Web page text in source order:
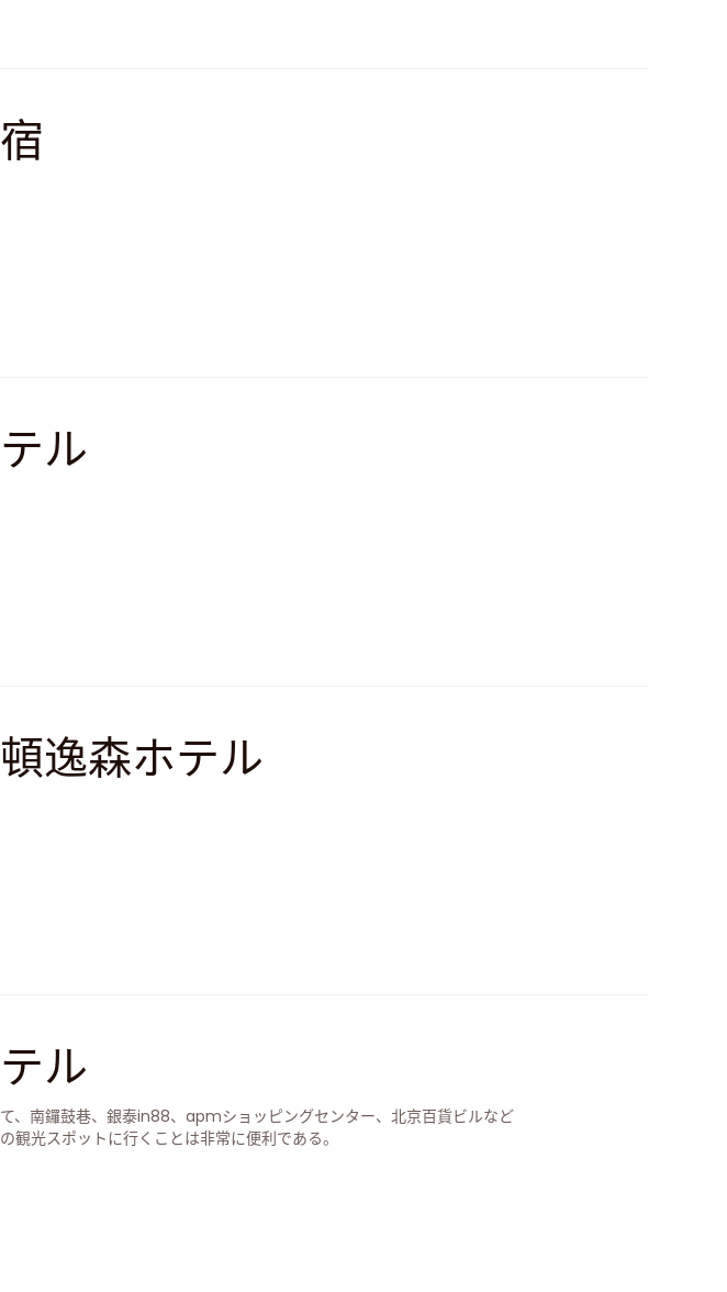
ル
逸森ホテル
ル
、南鑼鼓巷、銀泰in88、apmショッピングセンター、北京百貨ビルなど
光スポットに行くことは非常に便利である。